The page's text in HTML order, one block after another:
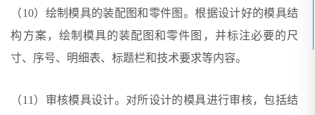
（10）绘制模具的装配图和零件图。根据设计好的模具结
构方案，绘制模具的装配图和零件图，并标注必要的尺
寸、序号、明细表、标题栏和技术要求等内容。
（11）审核模具设计。对所设计的模具进行审核，包括结